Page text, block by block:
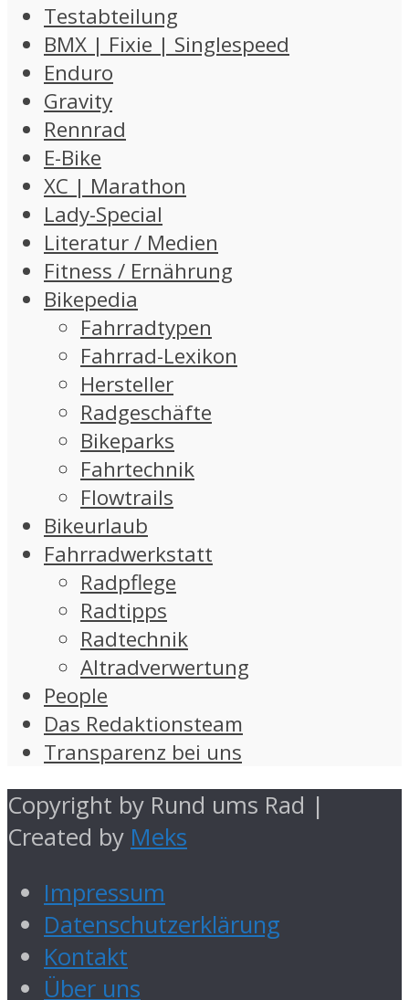
Testabteilung
BMX | Fixie | Singlespeed
Enduro
Gravity
Rennrad
E-Bike
XC | Marathon
Lady-Special
Literatur / Medien
Fitness / Ernährung
Bikepedia
Fahrradtypen
Fahrrad-Lexikon
Hersteller
Radgeschäfte
Bikeparks
Fahrtechnik
Flowtrails
Bikeurlaub
Fahrradwerkstatt
Radpflege
Radtipps
Radtechnik
Altradverwertung
People
Das Redaktionsteam
Transparenz bei uns
Copyright by Rund ums Rad |
Created by Meks
Impressum
Datenschutzerklärung
Kontakt
Über uns